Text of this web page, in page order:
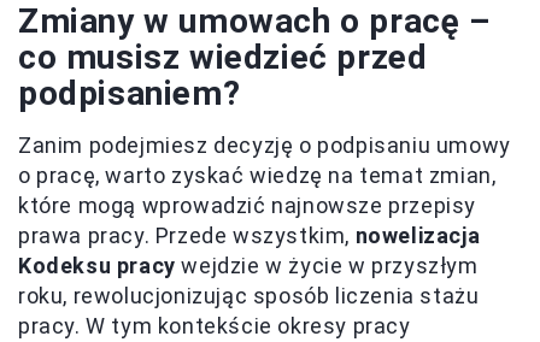
Zmiany w umowach o pracę –
co musisz wiedzieć przed
podpisaniem?
Zanim podejmiesz decyzję o podpisaniu umowy
o pracę, warto zyskać wiedzę na temat zmian,
które mogą wprowadzić najnowsze przepisy
prawa pracy. Przede wszystkim, nowelizacja
Kodeksu pracy wejdzie w życie w przyszłym
roku, rewolucjonizując sposób liczenia stażu
pracy. W tym kontekście okresy pracy